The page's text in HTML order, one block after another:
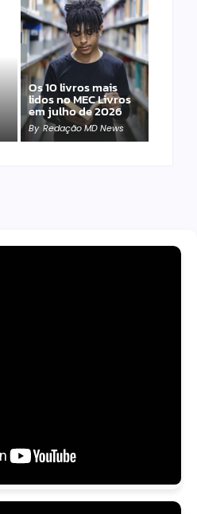
Os 10 livros mais
lidos no MEC Livros
em julho de 2026
By Redação MD News